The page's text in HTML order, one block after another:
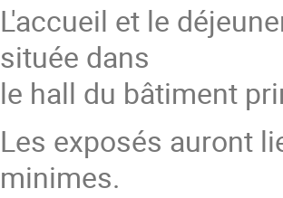
L'accueil et le
située dans
le hall du bâtiment
Les exposés auront
minimes.